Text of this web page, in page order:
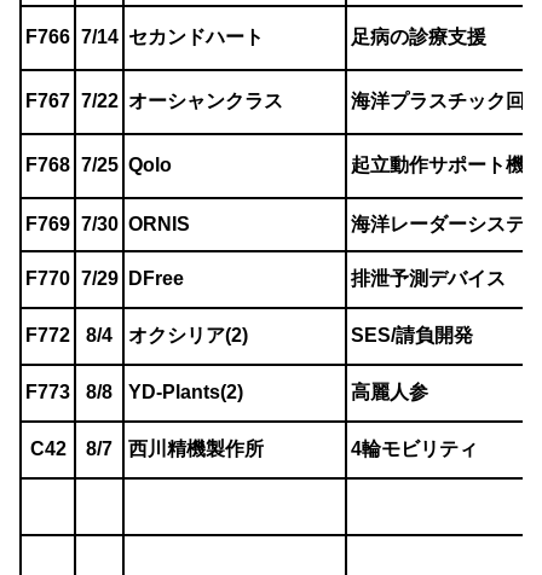
F766 7/14 セカンドハート 足病の診療支援
F767 7/22 オーシャンクラス 海洋プラスチック回
F768 7/25 Qolo 起立動作サポート機
F769 7/30 ORNIS 海洋レーダーシステ
F770 7/29 DFree 排泄予測デバイス
F772 8/4 オクシリア(2) SES/請負開発
F773 8/8 YD-Plants(2) 高麗人参
C42 8/7 西川精機製作所 4輪モビリティ